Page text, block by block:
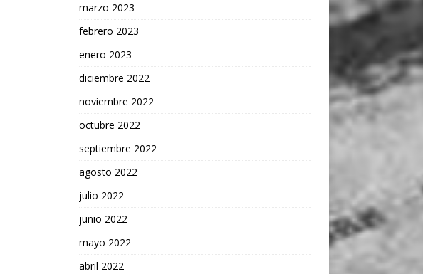
marzo 2023
febrero 2023
enero 2023
diciembre 2022
noviembre 2022
octubre 2022
septiembre 2022
agosto 2022
julio 2022
junio 2022
mayo 2022
abril 2022